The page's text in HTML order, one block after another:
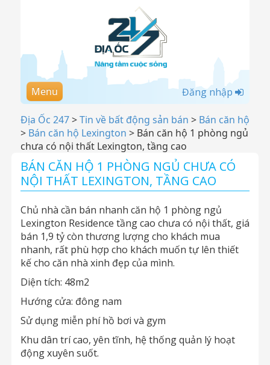
Menu Đăng nhập
Địa Ốc 247>Tin về bất động sản bán > Bán căn hộ
> Bán căn hộ Lexington > Bán căn hộ 1 phòng ngủ
chưa có nội thất Lexington, tầng cao
BÁN CĂN HỘ 1 PHÒNG NGỦ CHƯA CÓ
NỘI THẤT LEXINGTON, TẦNG CAO
Chủ nhà cần bán nhanh căn hộ 1 phòng ngủ
Lexington Residence tầng cao chưa có nội thất, giá
bán 1,9 tỷ còn thương lượng cho khách mua
nhanh, rất phù hợp cho khách muốn tự lên thiết
kế cho căn nhà xinh đẹp của mình.
Diện tích: 48m2
Hướng cửa: đông nam
Sử dụng miễn phí hồ bơi và gym
Khu dân trí cao, yên tĩnh, hệ thống quản lý hoạt
động xuyên suốt.